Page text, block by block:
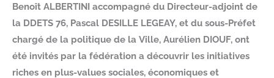
Benoît ALBERTINI accompagné du Directeur-adjoint de
la DDETS 76, Pascal DESILLE LEGEAY, et du sous-Préfet
chargé de la politique de la Ville, Aurélien DIOUF, ont
été invités par la fédération a découvrir les initiatives
riches en plus-values sociales, économiques et